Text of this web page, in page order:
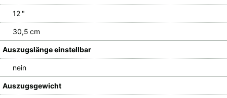
12 "
30,5 cm
Auszugslänge einstellbar
nein
Auszugsgewicht